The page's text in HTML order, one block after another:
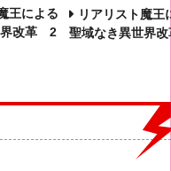
王による
界改革 2
リアリスト魔王
聖域なき異世界